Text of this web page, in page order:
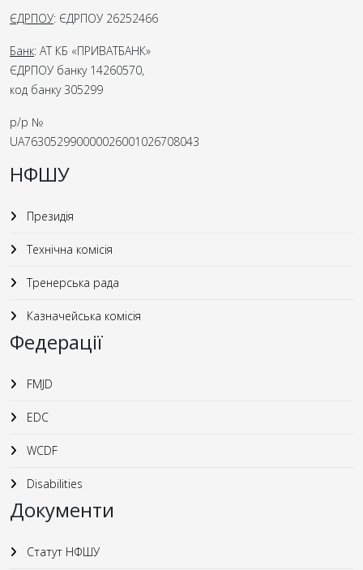
ЄДРПОУ: ЄДРПОУ 26252466
Банк: АТ КБ «ПРИВАТБАНК»
ЄДРПОУ банку 14260570,
код банку 305299
р/р №
UA763052990000026001026708043
НФШУ
Президія
Технічна комісія
Тренерська рада
Казначейська комісія
Федерації
FMJD
EDC
WCDF
Disabilities
Документи
Статут НФШУ